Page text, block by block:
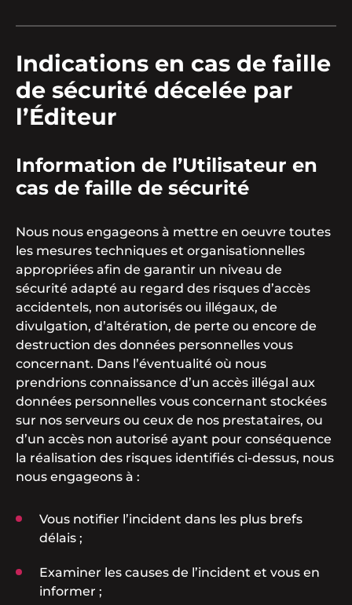
Indications en cas de faille
de sécurité décelée par
l’Éditeur
Information de l’Utilisateur en
cas de faille de sécurité
Nous nous engageons à mettre en oeuvre toutes
les mesures techniques et organisationnelles
appropriées afin de garantir un niveau de
sécurité adapté au regard des risques d’accès
accidentels, non autorisés ou illégaux, de
divulgation, d’altération, de perte ou encore de
destruction des données personnelles vous
concernant. Dans l’éventualité où nous
prendrions connaissance d’un accès illégal aux
données personnelles vous concernant stockées
sur nos serveurs ou ceux de nos prestataires, ou
d’un accès non autorisé ayant pour conséquence
la réalisation des risques identifiés ci-dessus, nous
nous engageons à :
Vous notifier l’incident dans les plus brefs
délais ;
Examiner les causes de l’incident et vous en
informer ;